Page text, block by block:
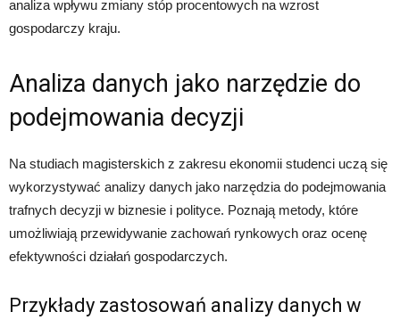
analiza wpływu zmiany stóp procentowych na wzrost
gospodarczy kraju.
Analiza danych jako narzędzie do
podejmowania decyzji
Na studiach magisterskich z zakresu ekonomii studenci uczą się
wykorzystywać analizy danych jako narzędzia do podejmowania
trafnych decyzji w biznesie i polityce. Poznają metody, które
umożliwiają przewidywanie zachowań rynkowych oraz ocenę
efektywności działań gospodarczych.
Przykłady zastosowań analizy danych w